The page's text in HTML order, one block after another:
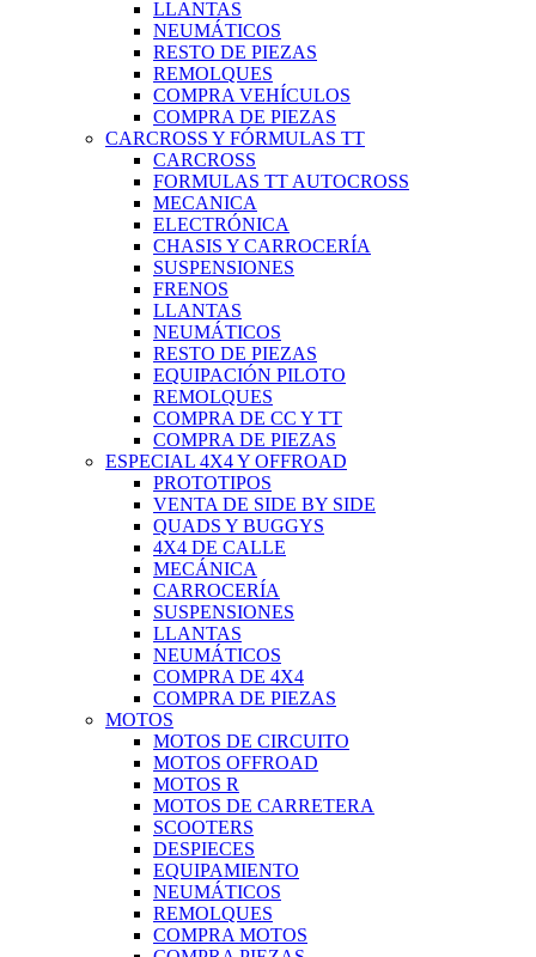
LLANTAS
NEUMÁTICOS
RESTO DE PIEZAS
REMOLQUES
COMPRA VEHÍCULOS
COMPRA DE PIEZAS
CARCROSS Y FÓRMULAS TT
CARCROSS
FORMULAS TT AUTOCROSS
MECANICA
ELECTRÓNICA
CHASIS Y CARROCERÍA
SUSPENSIONES
FRENOS
LLANTAS
NEUMÁTICOS
RESTO DE PIEZAS
EQUIPACIÓN PILOTO
REMOLQUES
COMPRA DE CC Y TT
COMPRA DE PIEZAS
ESPECIAL 4X4 Y OFFROAD
PROTOTIPOS
VENTA DE SIDE BY SIDE
QUADS Y BUGGYS
4X4 DE CALLE
MECÁNICA
CARROCERÍA
SUSPENSIONES
LLANTAS
NEUMÁTICOS
COMPRA DE 4X4
COMPRA DE PIEZAS
MOTOS
MOTOS DE CIRCUITO
MOTOS OFFROAD
MOTOS R
MOTOS DE CARRETERA
SCOOTERS
DESPIECES
EQUIPAMIENTO
NEUMÁTICOS
REMOLQUES
COMPRA MOTOS